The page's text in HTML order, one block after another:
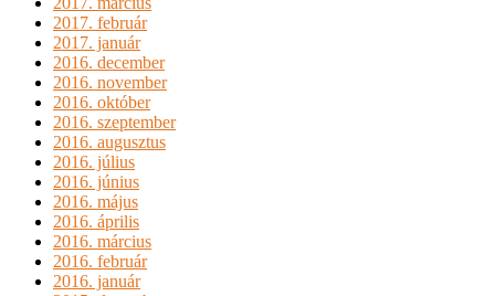
2017. február
2017. január
2016. december
2016. november
2016. október
2016. szeptember
2016. augusztus
2016. július
2016. június
2016. május
2016. április
2016. március
2016. február
2016. január